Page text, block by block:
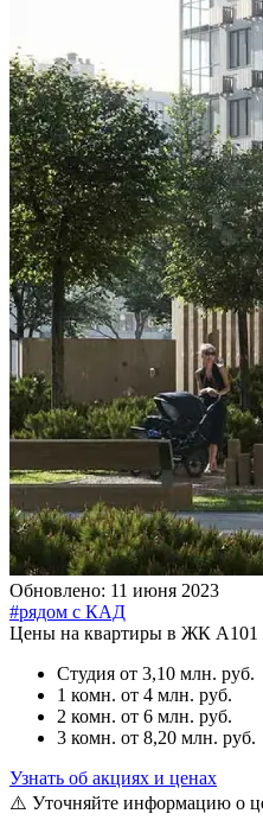
Обновлено: 11 июня 2023
#рядом с КАД
Цены на квартиры в ЖК А101
Студия от 3,10 млн. руб.
1 комн. от 4 млн. руб.
2 комн. от 6 млн. руб.
3 комн. от 8,20 млн. руб.
Узнать об акциях и ценах
⚠️ Уточняйте информацию о